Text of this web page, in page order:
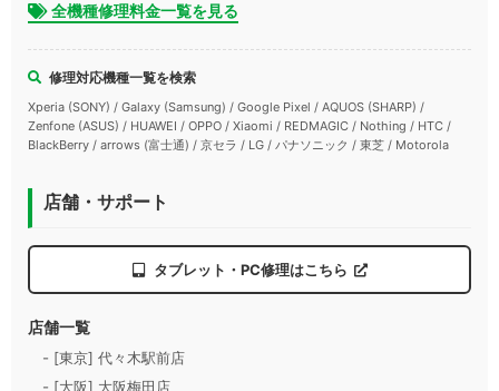
全機種修理料金一覧を見る
修理対応機種一覧を検索
Xperia (SONY) / Galaxy (Samsung) / Google Pixel / AQUOS (SHARP) /
Zenfone (ASUS) / HUAWEI / OPPO / Xiaomi / REDMAGIC / Nothing / HTC /
BlackBerry / arrows (富士通) / 京セラ / LG / パナソニック / 東芝 / Motorola
店舗・サポート
タブレット・PC修理はこちら
店舗一覧
- [東京] 代々木駅前店
- [大阪] 大阪梅田店